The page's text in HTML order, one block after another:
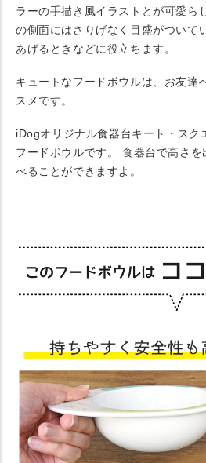
ラーの手描き風イラストとが可愛ら
の側面にはさりげなく目盛がついて
あげるときなどに役立ちます。
キュートなフードボウルは、お友達
スメです。
iDogオリジナル食器台キート・スク
フードボウルです。 食器台で高さ
べることができますよ。